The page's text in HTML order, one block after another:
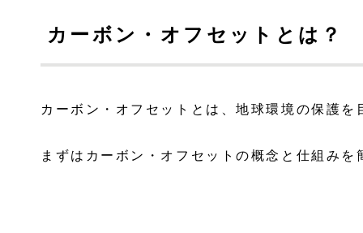
カーボン・オフセットとは？
カーボン・オフセットとは、地球環境の保護を
まずはカーボン・オフセットの概念と仕組みを